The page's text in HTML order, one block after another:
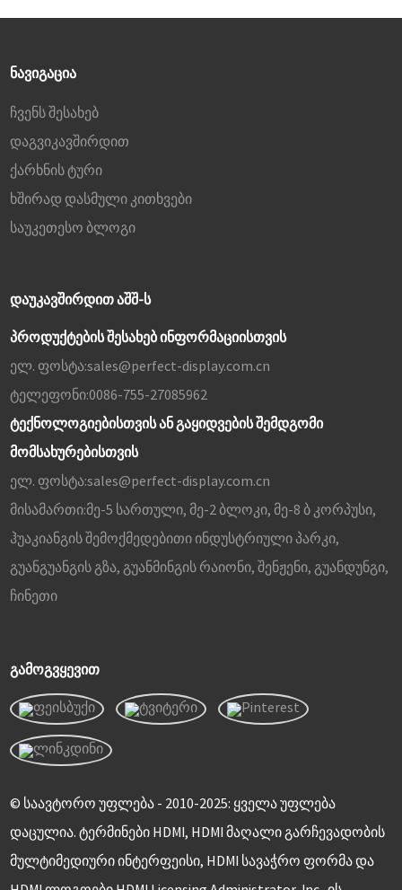
ᲜᲐᲕᲘᲒᲐᲪᲘᲐ
ჩვენს შესახებ
დაგვიკავშირდით
ქარხნის ტური
ხშირად დასმული კითხვები
საუკეთესო ბლოგი
ᲓᲐᲣᲙᲐᲕᲨᲘᲠᲓᲘᲗ ᲐᲨᲨ-Ს
პროდუქტების შესახებ ინფორმაციისთვის
ელ. ფოსტა:sales@perfect-display.com.cn
ტელეფონი:0086-755-27085962
ტექნოლოგიებისთვის ან გაყიდვების შემდგომი
მომსახურებისთვის
ელ. ფოსტა:sales@perfect-display.com.cn
მისამართი:მე-5 სართული, მე-2 ბლოკი, მე-8 ბ კორპუსი,
ჰუაკიანგის შემოქმედებითი ინდუსტრიული პარკი,
გუანგუანგის გზა, გუანმინგის რაიონი, შენჟენი, გუანდუნგი,
ჩინეთი
ᲒᲐᲛᲝᲒᲕᲧᲔᲕᲘᲗ
© საავტორო უფლება - 2010-2025: ყველა უფლება
დაცულია. ტერმინები HDMI, HDMI მაღალი გარჩევადობის
მულტიმედიური ინტერფეისი, HDMI სავაჭრო ფორმა და